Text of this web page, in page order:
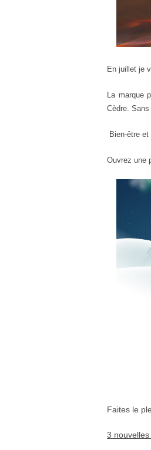
En juillet je
La marque
Cèdre.
Bien-être
Ouvrez une
Faites le
3